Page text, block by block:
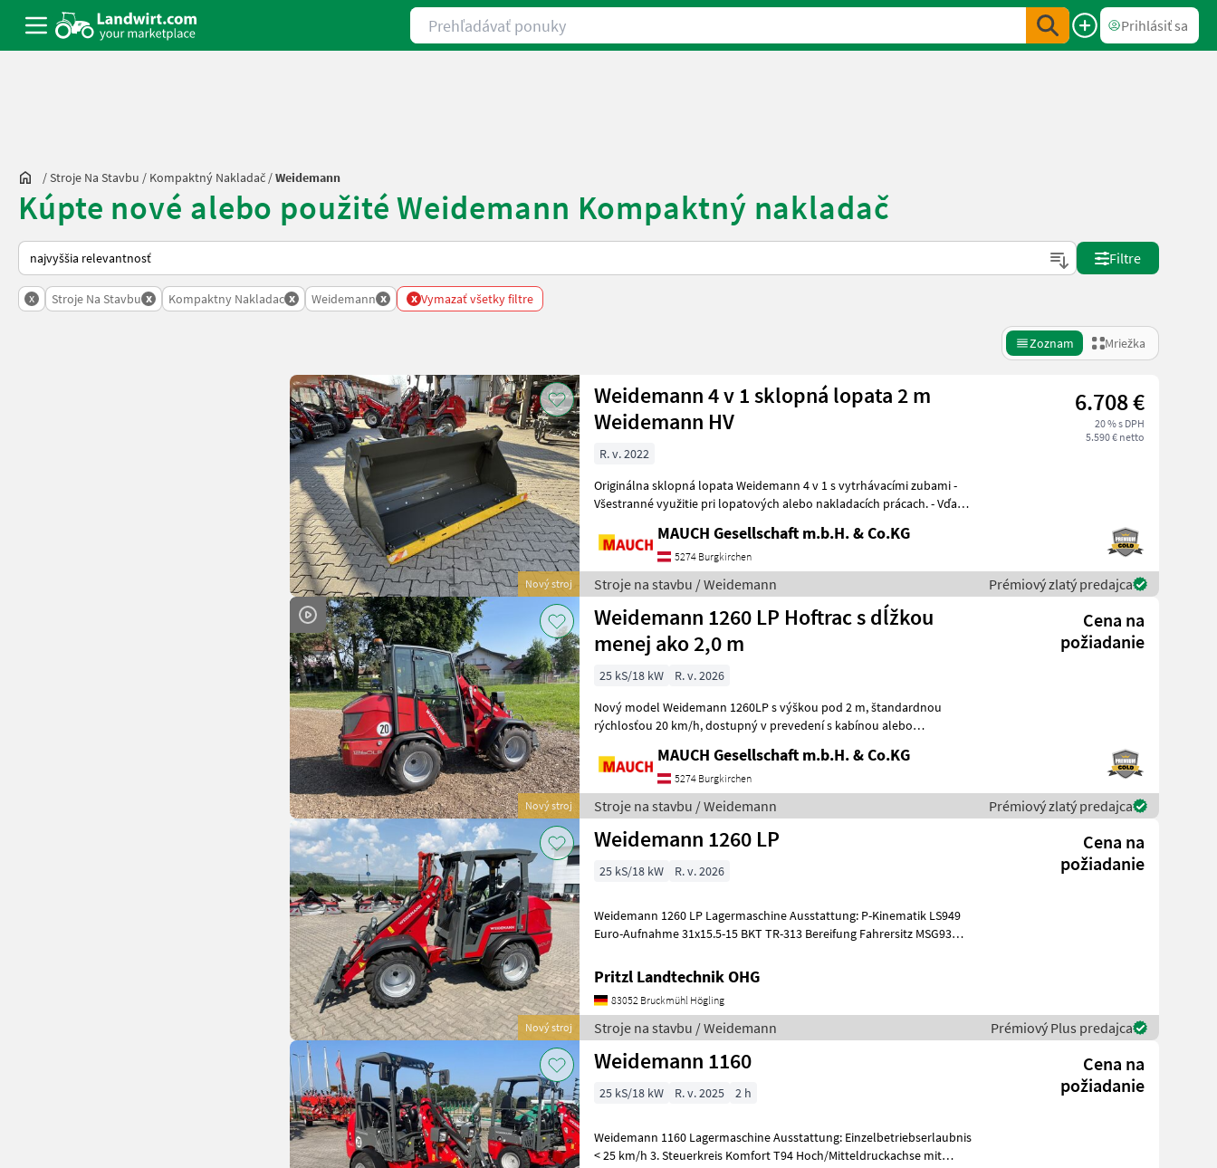
Prehľadávať ponuky
Prihlásiť sa
/Stroje Na Stavbu / Kompaktný Nakladač /Weidemann
Kúpte nové alebo použité Weidemann Kompaktný nakladač
Takto sa vykonáva triedenie na Landwirt.com
Filtre
x Stroje Na Stavbu x Kompaktny Nakladac x Weidemann x x Vymazať všetky filtre
Zoznam Mriežka
Nový stroj
Weidemann 4 v 1 sklopná lopata 2 m
Weidemann HV
6.708 €
20 % s DPH
5.590 € netto
R. v. 2022
Originálna sklopná lopata Weidemann 4 v 1 s vytrhávacími zubami -
Všestranné využitie pri lopatových alebo nakladacích prácach. - Vďaka
MAUCH Gesellschaft m.b.H. & Co.KG
5274 Burgkirchen
Stroje na stavbu / Weidemann Prémiový zlatý predajca
Nový stroj
Weidemann 1260 LP Hoftrac s dĺžkou
menej ako 2,0 m
Cena na
požiadanie
25 kS/18 kW
R. v. 2026
Nový model Weidemann 1260LP s výškou pod 2 m, štandardnou
rýchlosťou 20 km/h, dostupný v prevedení s kabínou alebo
MAUCH Gesellschaft m.b.H. & Co.KG
5274 Burgkirchen
Stroje na stavbu / Weidemann Prémiový zlatý predajca
Nový stroj
Weidemann 1260 LP
Cena na
požiadanie
25 kS/18 kW R. v. 2026
Weidemann 1260 LP Lagermaschine Ausstattung: P-Kinematik LS949
Euro-Aufnahme 31x15.5-15 BKT TR-313 Bereifung Fahrersitz MSG93
Pritzl Landtechnik OHG
83052 Bruckmühl Högling
Stroje na stavbu / Weidemann Prémiový Plus predajca
Weidemann 1160
Cena na
požiadanie
25 kS/18 kW R. v. 2025 2 h
Weidemann 1160 Lagermaschine Ausstattung: Einzelbetriebserlaubnis
< 25 km/h 3. Steuerkreis Komfort T94 Hoch/Mitteldruckachse mit